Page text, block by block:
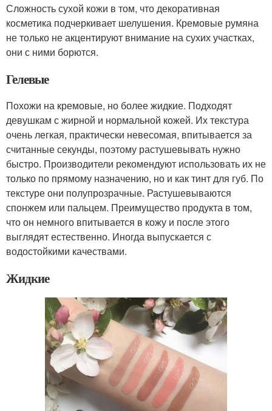
Сложность сухой кожи в том, что декоративная
косметика подчеркивает шелушения. Кремовые румяна
не только не акцентируют внимание на сухих участках,
они с ними борются.
Гелевые
Похожи на кремовые, но более жидкие. Подходят
девушкам с жирной и нормальной кожей. Их текстура
очень легкая, практически невесомая, впитывается за
считанные секунды, поэтому растушевывать нужно
быстро. Производители рекомендуют использовать их не
только по прямому назначению, но и как тинт для губ. По
текстуре они полупрозрачные. Растушевываются
спонжем или пальцем. Преимущество продукта в том,
что он немного впитывается в кожу и после этого
выглядят естественно. Иногда выпускается с
водостойкими качествами.
Жидкие